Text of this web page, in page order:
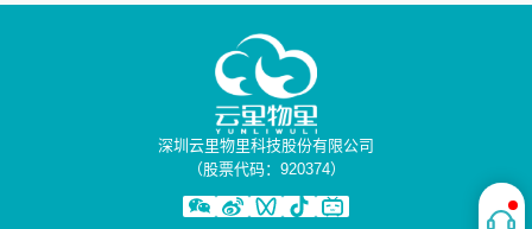
深圳云里物里科技股份有限公司
（股票代码：920374）